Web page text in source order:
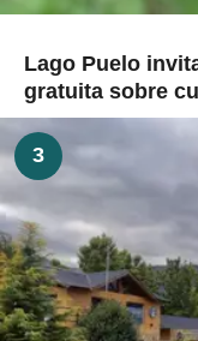
Lago Puelo
gratuita sobre
3